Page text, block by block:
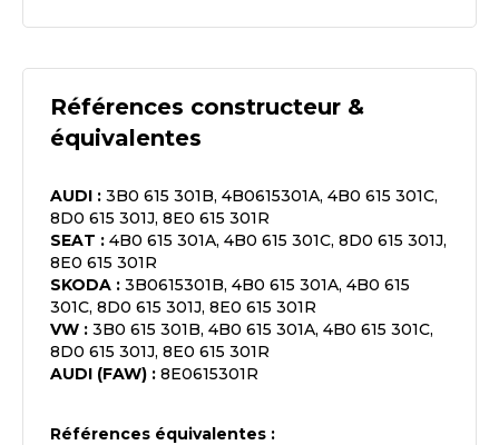
Références constructeur &
équivalentes
AUDI : 3B0 615 301B, 4B0615301A, 4B0 615 301C,
8D0 615 301J, 8E0 615 301R
SEAT : 4B0 615 301A, 4B0 615 301C, 8D0 615 301J,
8E0 615 301R
SKODA : 3B0615301B, 4B0 615 301A, 4B0 615
301C, 8D0 615 301J, 8E0 615 301R
VW : 3B0 615 301B, 4B0 615 301A, 4B0 615 301C,
8D0 615 301J, 8E0 615 301R
AUDI (FAW) : 8E0615301R
Références équivalentes :